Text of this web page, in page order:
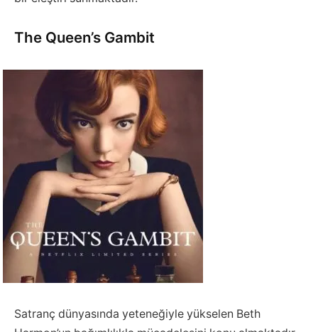
The Queen’s Gambit
Satranç dünyasında yeteneğiyle yükselen Beth